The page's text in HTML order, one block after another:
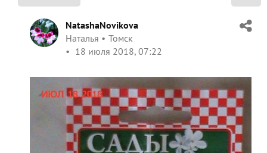
NatashaNovikova
Наталья
Томск
18 июля 2018, 07:22